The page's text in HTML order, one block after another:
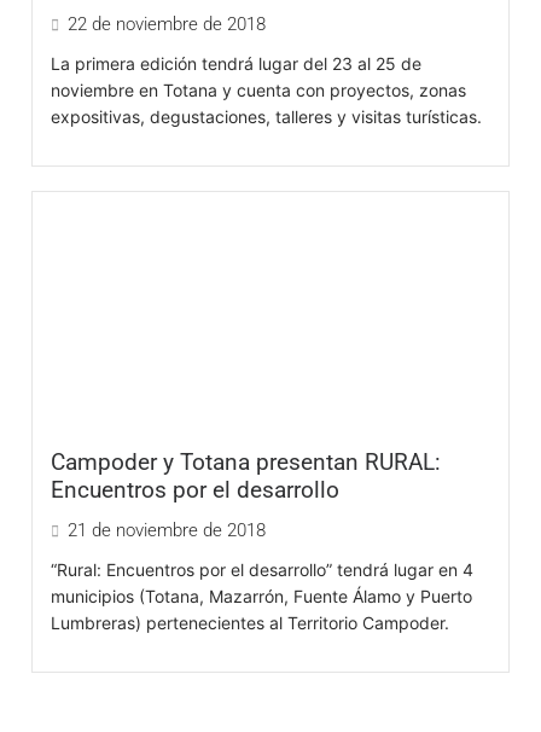
22 de noviembre de 2018
La primera edición tendrá lugar del 23 al 25 de
noviembre en Totana y cuenta con proyectos, zonas
expositivas, degustaciones, talleres y visitas turísticas.
Campoder y Totana presentan RURAL:
Encuentros por el desarrollo
21 de noviembre de 2018
“Rural: Encuentros por el desarrollo” tendrá lugar en 4
municipios (Totana, Mazarrón, Fuente Álamo y Puerto
Lumbreras) pertenecientes al Territorio Campoder.